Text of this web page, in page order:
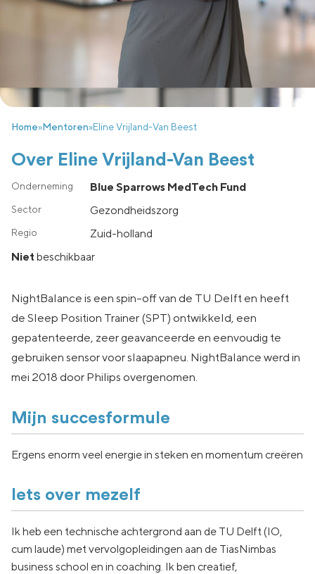
Home»Mentoren»Eline Vrijland-Van Beest
Over Eline Vrijland-Van Beest
Blue Sparrows MedTech Fund
Gezondheidszorg
zuid-holland
Niet beschikbaar
NightBalance is een spin-off van de TU Delft en heeft
de Sleep Position Trainer (SPT) ontwikkeld, een
gepatenteerde, zeer geavanceerde en eenvoudig te
gebruiken sensor voor slaapapneu. NightBalance werd in
mei 2018 door Philips overgenomen.
Mijn succesformule
Ergens enorm veel energie in steken en momentum creëren
Iets over mezelf
Ik heb een technische achtergrond aan de TU Delft (IO,
cum laude) met vervolgopleidingen aan de TiasNimbas
business school en in coaching. Ik ben creatief,